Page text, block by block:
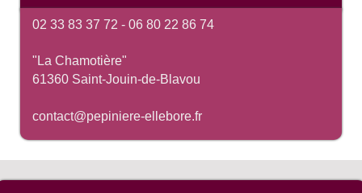
02 33 83 37 72 - 06 80 22 86 74
"La Chamotière"
61360 Saint-Jouin-de-Blavou
contact@pepiniere-ellebore.fr